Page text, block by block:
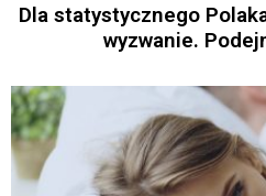
Dla statystycznego
wyzwanie.